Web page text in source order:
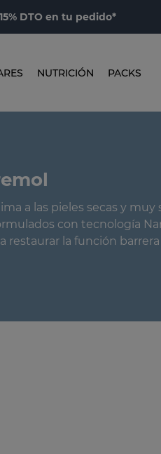
DTO en tu pedido*
NUTRICIÓN PACKS
a las pieles secas y muy
con tecnología
restaurar la función barrera